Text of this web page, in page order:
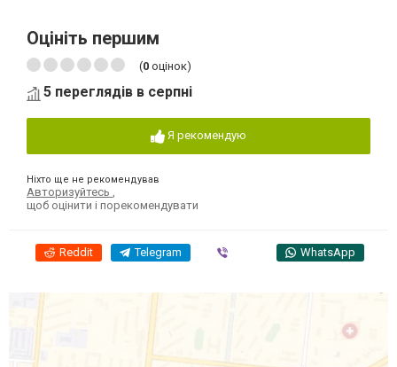
Оцініть першим
(0 оцінок)
5 переглядів в серпні
Я рекомендую
Ніхто ще не рекомендував
Авторизуйтесь
щоб оцінити і порекомендувати
Reddit Telegram WhatsApp